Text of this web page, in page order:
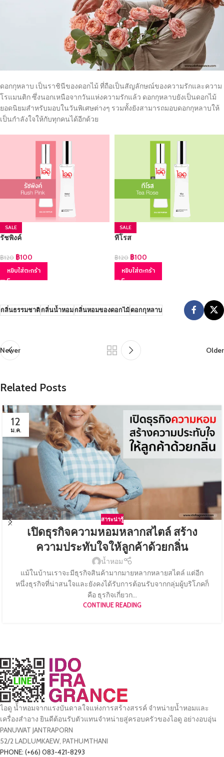
ดอกกุหลาบ เป็นราชินีของดอกไม้ ที่ถือเป็นสัญลักษณ์ของความรักและความ
โรแมนติก ซึ่งนอกเหนือจากวันแห่งความรักแล้ว ดอกกุหลาบยังเป็นดอกไม้
ยอดนิยมสำหรับมอบในวันพิเศษต่างๆ รวมทั้งยังสามารถมอบดอกกุหลาบให้
เป็นกำลังใจให้กับทุกคนได้อีกด้วย
SALE
รัชพิงค์
฿120 ฿100
หยิบใส่ตะกร้า
SALE
ทีโรส
฿120 ฿100
หยิบใส่ตะกร้า
กลิ่นธรรมชาติกลิ่นน้ำหอมกลิ่นหอมของดอกไม้ดอกกุหลาบ
Newer Older
Related Posts
12
ม.ค.
สาระน่ารู้
เปิดธุรกิจความหอมหลากสไตล์ สร้าง
ความประทับใจให้ลูกค้าด้วยกลิ่น
น้ำหอม
แม้ในบ้านเราจะมีธุรกิจสินค้ามากมายหลากหลายสไตล์ แต่อีก
หนึ่งธุรกิจที่น่าสนใจและยังคงได้รับการต้อนรับจากกลุ่มผู้บริโภคก็
คือ ธุรกิจเกี่ยวก...
CONTINUE READING
ไอดู น้ำหอมจากแรงบันดาลใจแห่งการสร้างสรรค์ จำหน่ายน้ำหอมและ
เครื่องสำอาง ยินดีต้อนรับตัวแทนจำหน่ายสู่ครอบครัวของไอดู อย่างอบอุ่น
PANUWAT JANTRAPORN
52/2 LADLUMKAEW, PATHUMTHANI
PHONE: (+66) 083-421-8293